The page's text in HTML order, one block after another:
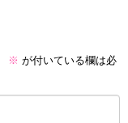
※ が付いている欄は必